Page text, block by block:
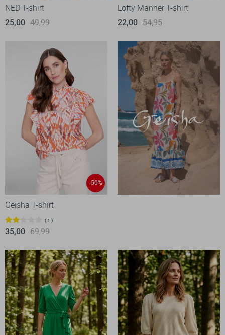
NED T-shirt
25,00 49,99
Lofty Manner T-shirt
22,00 54,95
-50%
Geisha T-shirt
1
35,00 69,99